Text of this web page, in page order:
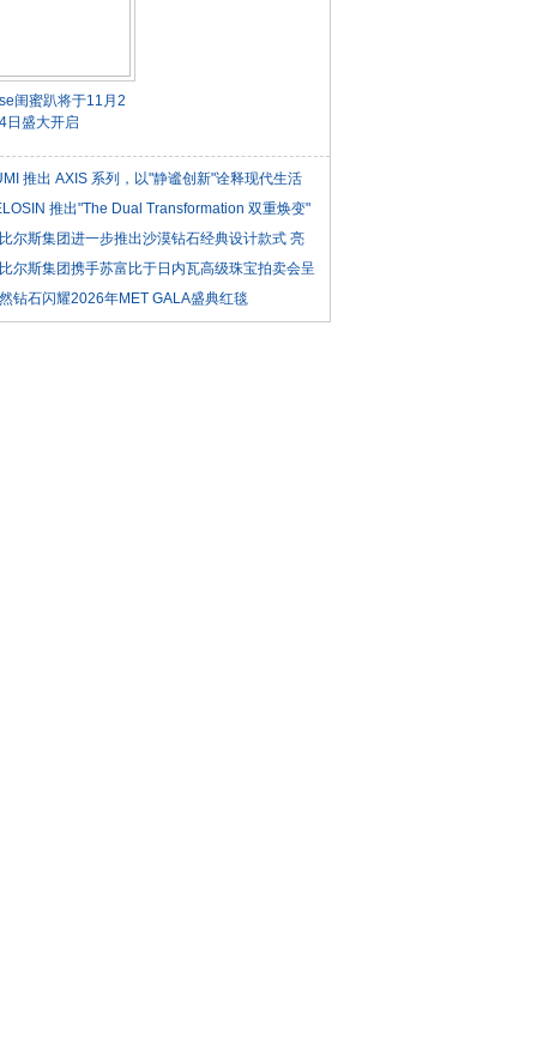
闺蜜趴将于11月2
盛大开启
推出 AXIS 系列，以"静谧创新"诠释现代生活
推出"The Dual Transformation 双重焕变"
尔斯集团进一步推出沙漠钻石经典设计款式 亮
尔斯集团携手苏富比于日内瓦高级珠宝拍卖会呈
钻石闪耀2026年MET GALA盛典红毯